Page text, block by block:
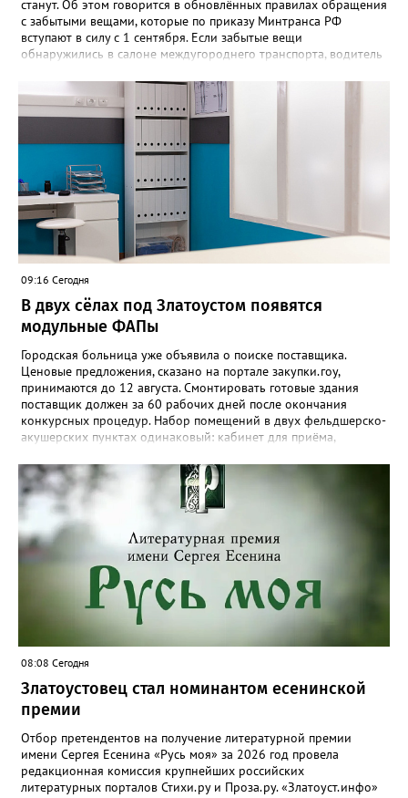
станут. Об этом говорится в обновлённых правилах обращения
с забытыми вещами, которые по приказу Минтранса РФ
вступают в силу с 1 сентября. Если забытые вещи
обнаружились в салоне междугороднего транспорта, водитель
владельца автовокзала в конечном пункте маршрута либо
перевозчику. После чего вещи направляют в бюро находок.
Чтобы вернуть забытое, пассажиру придётся подтвердить
приметы. Златоустовцам, оставившим вещи в городском
транспорте, советуют обращаться по телефонам +7 (3513) 666-
462 – если пропажа произошла в автобусе, +7 (3513) 673-292 –
если в трамвае. «Также уточнить информацию о забытых
вещах можно по адресу: Златоуст, улица Карла Маркса, 2, -
напоминают в муниципальном «Автохозяйстве». - Не
откладывайте звонок — возможно, ваши вещи уже найдены!»
09:16 Сегодня
В двух сёлах под Златоустом появятся
модульные ФАПы
Городская больница уже объявила о поиске поставщика.
Ценовые предложения, сказано на портале закупки.гоу,
принимаются до 12 августа. Смонтировать готовые здания
поставщик должен за 60 рабочих дней после окончания
конкурсных процедур. Набор помещений в двух фельдшерско-
акушерских пунктах одинаковый: кабинет для приёма,
также комната для хранения лекарственных препаратов и
другие вспомогательные. В Веселовке новый ФАП
расположится на участке №58 по улице Ленина, в Кувашах –
на Советской, 79.
08:08 Сегодня
Златоустовец стал номинантом есенинской
премии
Отбор претендентов на получение литературной премии
имени Сергея Есенина «Русь моя» за 2026 год провела
редакционная комиссия крупнейших российских
литературных порталов Стихи.ру и Проза.ру. «Златоуст.инфо»